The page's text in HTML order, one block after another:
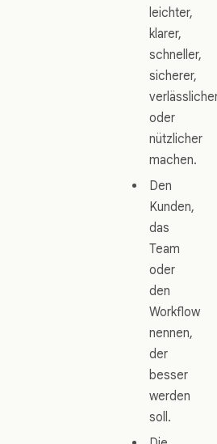
leichter,
klarer,
schneller,
sicherer,
oder
nützlicher
machen.
Den
Kunden,
das
Team
oder
den
Workflow
nennen,
der
besser
werden
soll.